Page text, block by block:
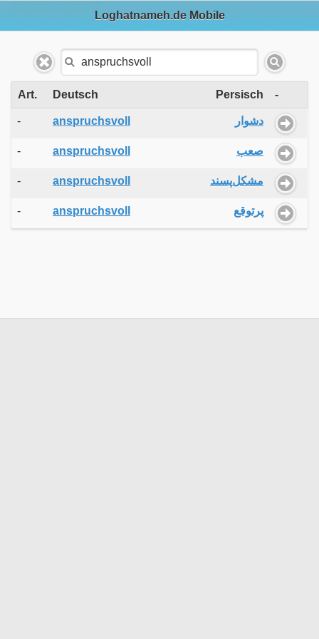
Loghatnameh.de Mobile
Art. Deutsch Persisch -
- anspruchsvoll دشوار
- anspruchsvoll صعب
- anspruchsvoll مشکل‌پسند
- anspruchsvoll پرتوقع